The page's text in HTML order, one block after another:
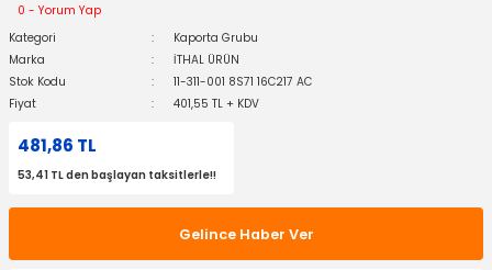
0 - Yorum Yap
Kategori
Kaporta Grubu
Marka
İTHAL ÜRÜN
Stok Kodu
11-311-001 8S71 16C217 AC
Fiyat
401,55 TL + KDV
481,86 TL
53,41 TL den başlayan taksitlerle!!
Gelince Haber Ver